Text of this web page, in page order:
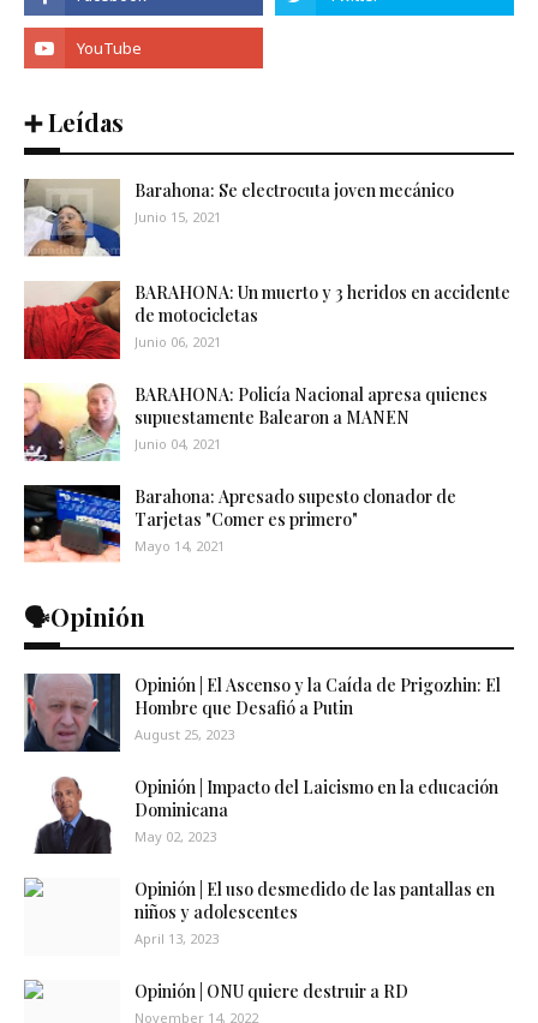
➕ Leídas
Barahona: Se electrocuta joven mecánico
Junio 15, 2021
BARAHONA: Un muerto y 3 heridos en accidente
de motocicletas
Junio 06, 2021
BARAHONA: Policía Nacional apresa quienes
supuestamente Balearon a MANEN
Junio 04, 2021
Barahona: Apresado supesto clonador de
Tarjetas "Comer es primero"
Mayo 14, 2021
🗣️Opinión
Opinión | El Ascenso y la Caída de Prigozhin: El
Hombre que Desafió a Putin
August 25, 2023
Opinión | Impacto del Laicismo en la educación
Dominicana
May 02, 2023
Opinión | El uso desmedido de las pantallas en
niños y adolescentes
April 13, 2023
Opinión | ONU quiere destruir a RD
November 14, 2022